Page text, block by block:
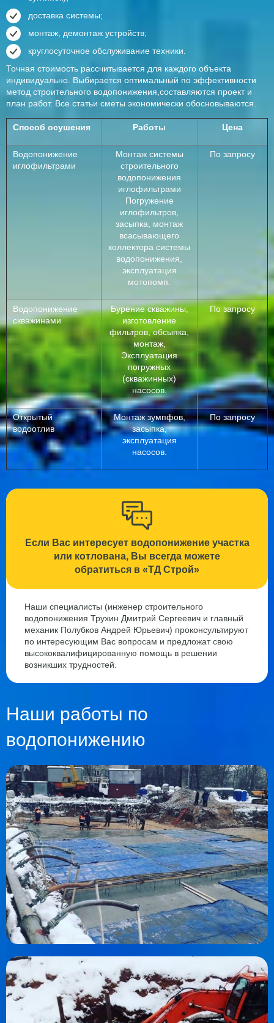
доставка системы;
монтаж, демонтаж устройств;
круглосуточное обслуживание техники.
Точная стоимость рассчитывается для каждого объекта
индивидуально. Выбирается оптимальный по эффективности
метод строительного водопонижения,составляются проект и
план работ. Все статьи сметы экономически обосновываются.
Способ осушения Работы Цена
Водопонижение
иглофильтрами
Монтаж системы
строительного
водопонижения
иглофильтрами
Погружение
иглофильтров,
засыпка, монтаж
всасывающего
коллектора системы
водопонижения,
эксплуатация
мотопомп.
По запросу
Водопонижение
скважинами
Бурение скважины,
изготовление
фильтров, обсыпка,
монтаж,
Эксплуатация
погружных
(скважинных)
насосов.
По запросу
Открытый
водоотлив
Монтаж зумпфов,
засыпка,
эксплуатация
насосов.
По запросу
Если Вас интересует водопонижение участка
или котлована, Вы всегда можете
обратиться в «ТД Строй»
Наши специалисты (инженер строительного
водопонижения Трухин Дмитрий Сергеевич и главный
механик Полубков Андрей Юрьевич) проконсультируют
по интересующим Вас вопросам и предложат свою
высококвалифицированную помощь в решении
возникших трудностей.
Наши работы по
водопонижению